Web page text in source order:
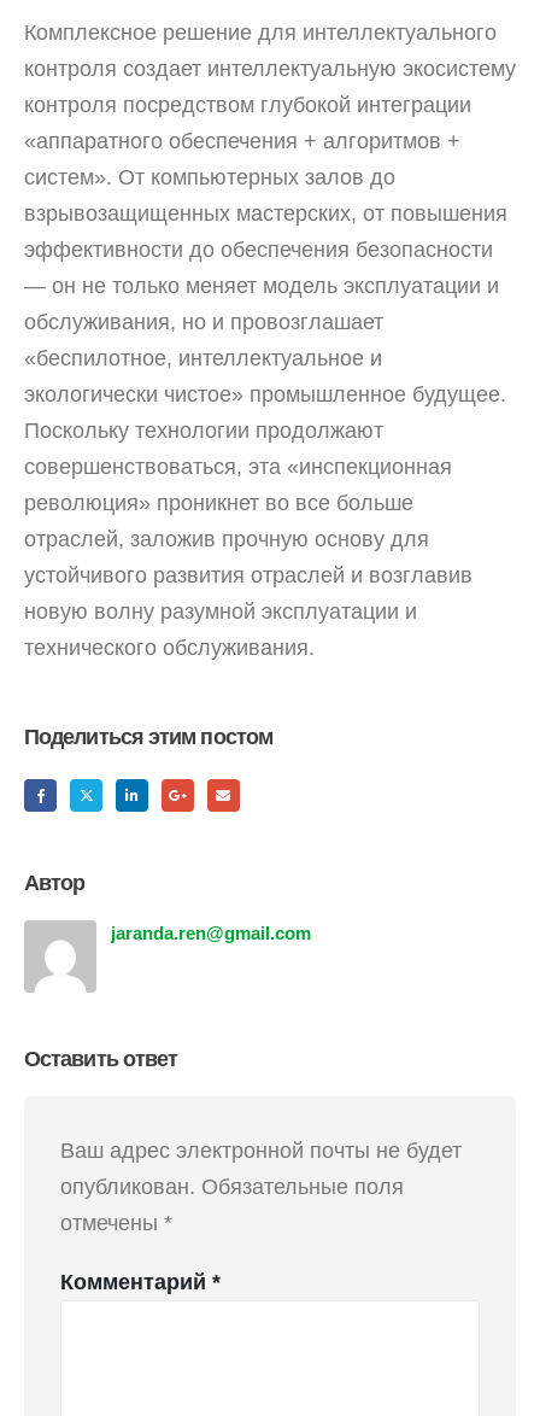
Комплексное решение для интеллектуального
контроля создает интеллектуальную экосистему
контроля посредством глубокой интеграции
«аппаратного обеспечения + алгоритмов +
систем». От компьютерных залов до
взрывозащищенных мастерских, от повышения
эффективности до обеспечения безопасности
— он не только меняет модель эксплуатации и
обслуживания, но и провозглашает
«беспилотное, интеллектуальное и
экологически чистое» промышленное будущее.
Поскольку технологии продолжают
совершенствоваться, эта «инспекционная
революция» проникнет во все больше
отраслей, заложив прочную основу для
устойчивого развития отраслей и возглавив
новую волну разумной эксплуатации и
технического обслуживания.
Поделиться этим постом
Автор
jaranda.ren@gmail.com
Оставить ответ
Ваш адрес электронной почты не будет
опубликован. Обязательные поля
отмечены *
Комментарий *